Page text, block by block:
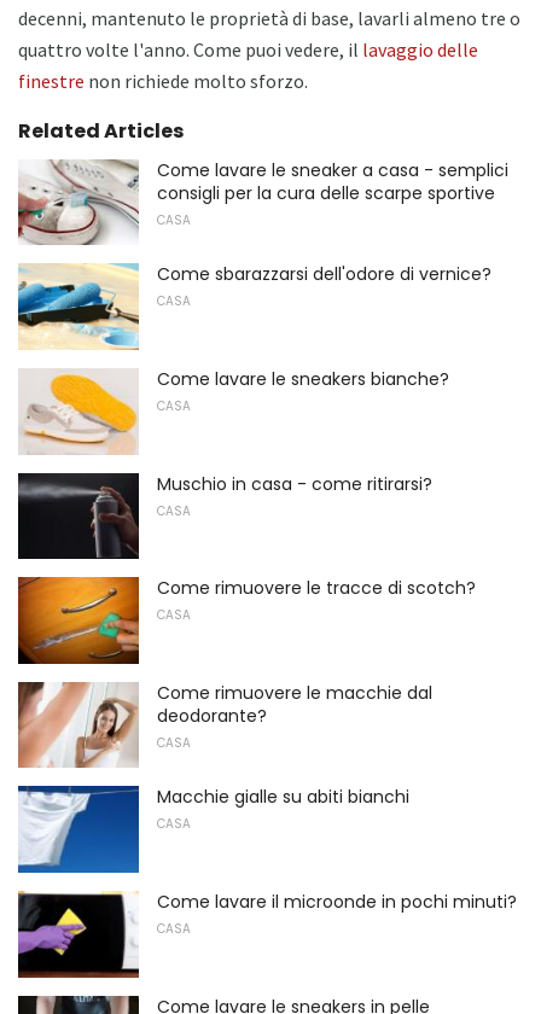
decenni, mantenuto le proprietà di base, lavarli almeno tre o
quattro volte l'anno. Come puoi vedere, il lavaggio delle
finestre non richiede molto sforzo.
Related Articles
Come lavare le sneaker a casa - semplici
consigli per la cura delle scarpe sportive
CASA
Come sbarazzarsi dell'odore di vernice?
CASA
Come lavare le sneakers bianche?
CASA
Muschio in casa - come ritirarsi?
CASA
Come rimuovere le tracce di scotch?
CASA
Come rimuovere le macchie dal
deodorante?
CASA
Macchie gialle su abiti bianchi
CASA
Come lavare il microonde in pochi minuti?
CASA
Come lavare le sneakers in pelle